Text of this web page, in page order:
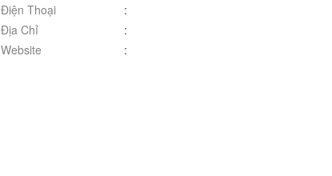
Điện Thoại
:
Địa Chỉ
:
Website
: